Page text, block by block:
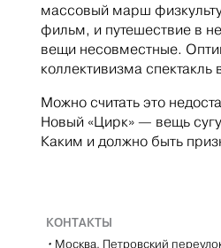
массовый марш
фильм, и путешествие в
вещи несовместные.
коллективизма
Можно считать это
Новый «Цирк» — вещь
Каким и должно быть
КОНТАКТЫ
• Москва, Петровский